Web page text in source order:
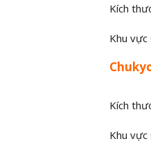
Kích
Khu
Kích
Khu